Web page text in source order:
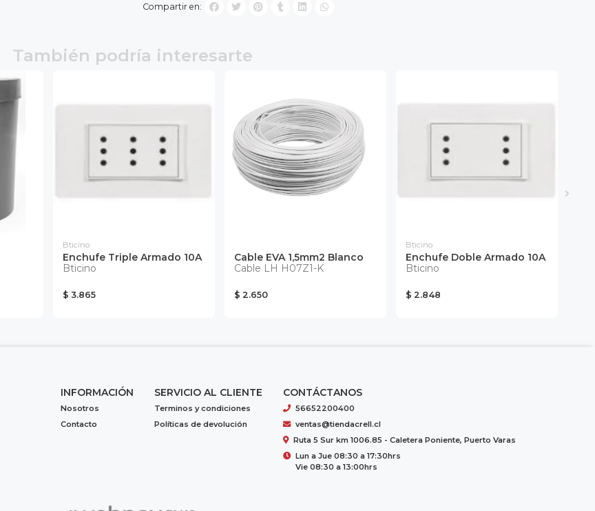
Compartir en:
También podría interesarte
Bticino
Enchufe Triple Armado 10A
Bticino
$ 3.865
Cable EVA 1,5mm2 Blanco
Cable LH H07Z1-K
$ 2.650
Bticino
Enchufe Doble Armado 10A
Bticino
$ 2.848
INFORMACIÓN
Nosotros
Contacto
SERVICIO AL CLIENTE
Terminos y condiciones
Políticas de devolución
CONTÁCTANOS
56652200400
ventas@tiendacrell.cl
Ruta 5 Sur km 1006.85 - Caletera Poniente, Puerto Varas
Lun a Jue 08:30 a 17:30hrs
Vie 08:30 a 13:00hrs